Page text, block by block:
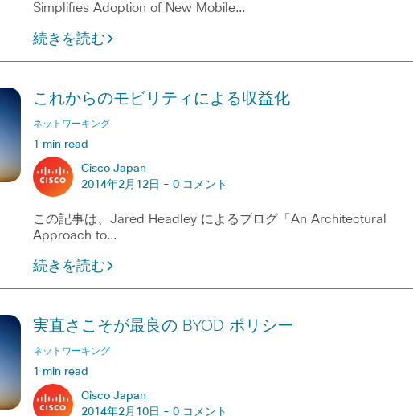
Simplifies Adoption of New Mobile…
続きを読む
これからのモビリティによる収益化
ネットワーキング
1 min read
Cisco Japan
2014年2月12日 - 0 コメント
この記事は、Jared Headley によるブログ「An Architectural
Approach to…
続きを読む
実直さこそが最良の BYOD ポリシー
ネットワーキング
1 min read
Cisco Japan
2014年2月10日 - 0 コメント